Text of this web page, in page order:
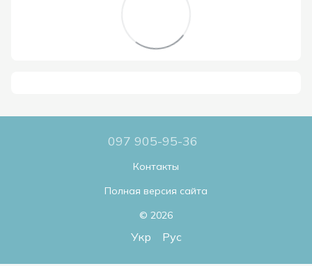
097 905-95-36
Контакты
Полная версия сайта
© 2026
Укр Рус